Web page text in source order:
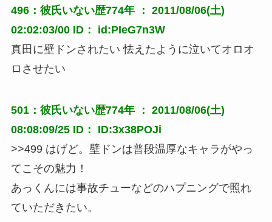
496：彼氏いない歴774年 ： 2011/08/06(土)
02:02:03/00 ID： id:PIeG7n3W
真田に壁ドンされたい 怯えたように泣いてオロオ
ロさせたい
501：彼氏いない歴774年 ： 2011/08/06(土)
08:08:09/25 ID： ID:3x38POJi
>>499 はげど。壁ドンは普段温厚なキャラがやっ
てこその魅力！
あっくんには事故チューなどのハプニングで照れ
ていただきたい。